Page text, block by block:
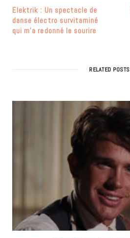
Elektrik : Un spectacle de
danse électro survitaminé
qui m’a redonné le sourire
RELATED POSTS